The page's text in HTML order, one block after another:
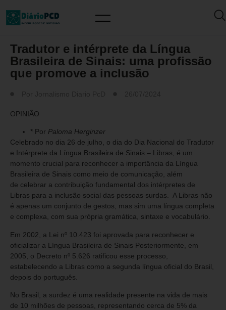
Tradutor e intérprete da Língua
Brasileira de Sinais: uma profissão
que promove a inclusão
OPINIÃO
* Por Paloma Herginzer
Celebrado no dia 26 de julho, o dia do Dia Nacional do Tradutor
e Intérprete da Língua Brasileira de Sinais – Libras, é um
momento crucial para reconhecer a importância da Língua
Brasileira de Sinais como meio de comunicação, além
de celebrar a contribuição fundamental dos intérpretes de
Libras para a inclusão social das pessoas surdas. A Libras não
é apenas um conjunto de gestos, mas sim uma língua completa
e complexa, com sua própria gramática, sintaxe e vocabulário.
Em 2002, a Lei nº 10.423 foi aprovada para reconhecer e
oficializar a Língua Brasileira de Sinais Posteriormente, em
2005, o Decreto nº 5.626 ratificou esse processo,
estabelecendo a Libras como a segunda língua oficial do Brasil,
depois do português.
No Brasil, a surdez é uma realidade presente na vida de mais
de 10 milhões de pessoas, representando cerca de 5% da